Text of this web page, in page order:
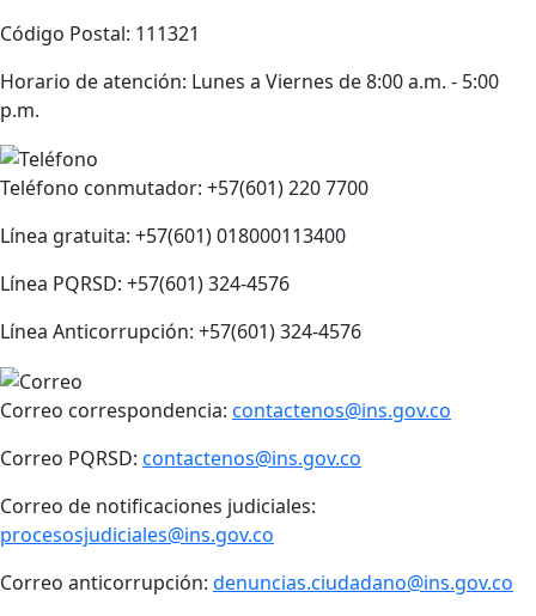
Código Postal: 111321
Horario de atención: Lunes a Viernes de 8:00 a.m. - 5:00
p.m.
Teléfono conmutador: +57(601) 220 7700
Línea gratuita: +57(601) 018000113400
Línea PQRSD: +57(601) 324-4576
Línea Anticorrupción: +57(601) 324-4576
Correo correspondencia: contactenos@ins.gov.co
Correo PQRSD: contactenos@ins.gov.co
Correo de notificaciones judiciales:
procesosjudiciales@ins.gov.co
Correo anticorrupción: denuncias.ciudadano@ins.gov.co